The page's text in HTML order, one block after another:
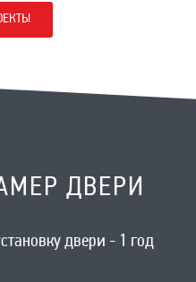
ДВЕРИ
двери - 1 год